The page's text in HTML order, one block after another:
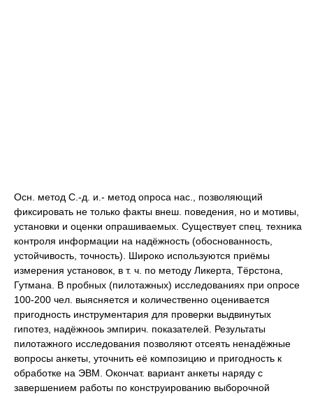
Осн. метод С.-д. и.- метод опроса нас., позволяющий
фиксировать не только факты внеш. поведения, но и мотивы,
установки и оценки опрашиваемых. Существует спец. техника
контроля информации на надёжность (обоснованность,
устойчивость, точность). Широко используются приёмы
измерения установок, в т. ч. по методу Ликерта, Тёрстона,
Гутмана. В пробных (пилотажных) исследованиях при опросе
100-200 чел. выясняется и количественно оценивается
пригодность инструментария для проверки выдвинутых
гипотез, надёжнооь эмпирич. показателей. Результаты
пилотажного исследования позволяют отсеять ненадёжные
вопросы анкеты, уточнить её композицию и пригодность к
обработке на ЭВМ. Окончат. вариант анкеты наряду с
завершением работы по конструированию выборочной